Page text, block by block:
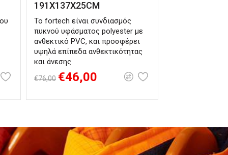
191Χ137Χ25CM
To fortech είναι συνδιασμός
πυκνού υφάσματος polyester με
ανθεκτικό PVC, και προσφέρει
υψηλά επίπεδα ανθεκτικότητας
και άνεσης.
€76,00 €46,00